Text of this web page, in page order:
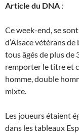
Article du DNA :
Ce week-end, se
d’Alsace vétérans
tous âgés de plus de
remporter le titre et
homme, double
mixte.
Les joueurs étaient
dans les tableaux